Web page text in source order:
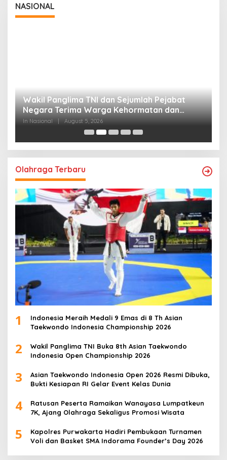
NASIONAL
Wakil Panglima TNI dan Sejumlah Pejabat
Negara Terima Warga Kehormatan dan
Brevet Korps Marinir
In Nasional August 5, 2026
Olahraga Terbaru
1
Indonesia Meraih Medali 9 Emas di 8 Th Asian
Taekwondo Indonesia Championship 2026
2
Wakil Panglima TNI Buka 8th Asian Taekwondo
Indonesia Open Championship 2026
3
Asian Taekwondo Indonesia Open 2026 Resmi Dibuka,
Bukti Kesiapan RI Gelar Event Kelas Dunia
4
Ratusan Peserta Ramaikan Wanayasa Lumpatkeun
7K, Ajang Olahraga Sekaligus Promosi Wisata
5
Kapolres Purwakarta Hadiri Pembukaan Turnamen
Voli dan Basket SMA Indorama Founder’s Day 2026